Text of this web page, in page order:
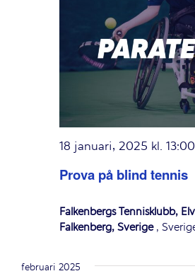
Prova på blind tennis
18 januari, 2025 kl. 13:00
Falkenbergs Tennisklubb,
Falkenberg, Sverige,
februari 2025